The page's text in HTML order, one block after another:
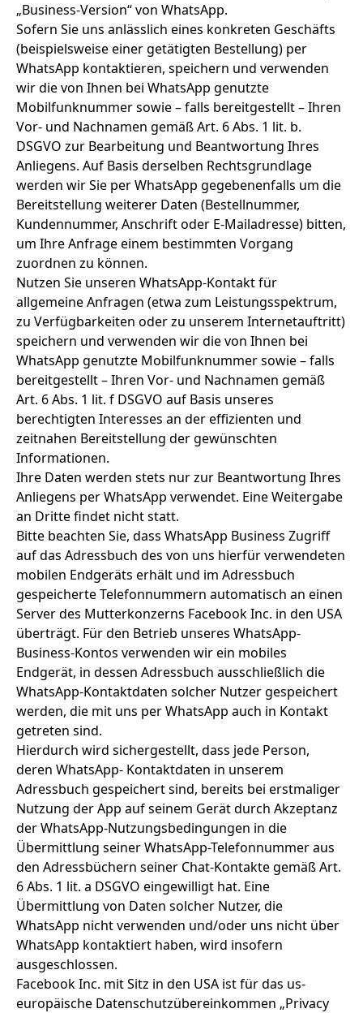
„Business-Version“ von WhatsApp.
Sofern Sie uns anlässlich eines konkreten Geschäfts
(beispielsweise einer getätigten Bestellung) per
WhatsApp kontaktieren, speichern und verwenden
wir die von Ihnen bei WhatsApp genutzte
Mobilfunknummer sowie – falls bereitgestellt – Ihren
Vor- und Nachnamen gemäß Art. 6 Abs. 1 lit. b.
DSGVO zur Bearbeitung und Beantwortung Ihres
Anliegens. Auf Basis derselben Rechtsgrundlage
werden wir Sie per WhatsApp gegebenenfalls um die
Bereitstellung weiterer Daten (Bestellnummer,
Kundennummer, Anschrift oder E-Mailadresse) bitten,
um Ihre Anfrage einem bestimmten Vorgang
zuordnen zu können.
Nutzen Sie unseren WhatsApp-Kontakt für
allgemeine Anfragen (etwa zum Leistungsspektrum,
zu Verfügbarkeiten oder zu unserem Internetauftritt)
speichern und verwenden wir die von Ihnen bei
WhatsApp genutzte Mobilfunknummer sowie – falls
bereitgestellt – Ihren Vor- und Nachnamen gemäß
Art. 6 Abs. 1 lit. f DSGVO auf Basis unseres
berechtigten Interesses an der effizienten und
zeitnahen Bereitstellung der gewünschten
Informationen.
Ihre Daten werden stets nur zur Beantwortung Ihres
Anliegens per WhatsApp verwendet. Eine Weitergabe
an Dritte findet nicht statt.
Bitte beachten Sie, dass WhatsApp Business Zugriff
auf das Adressbuch des von uns hierfür verwendeten
mobilen Endgeräts erhält und im Adressbuch
gespeicherte Telefonnummern automatisch an einen
Server des Mutterkonzerns Facebook Inc. in den USA
überträgt. Für den Betrieb unseres WhatsApp-
Business-Kontos verwenden wir ein mobiles
Endgerät, in dessen Adressbuch ausschließlich die
WhatsApp-Kontaktdaten solcher Nutzer gespeichert
werden, die mit uns per WhatsApp auch in Kontakt
getreten sind.
Hierdurch wird sichergestellt, dass jede Person,
deren WhatsApp- Kontaktdaten in unserem
Adressbuch gespeichert sind, bereits bei erstmaliger
Nutzung der App auf seinem Gerät durch Akzeptanz
der WhatsApp-Nutzungsbedingungen in die
Übermittlung seiner WhatsApp-Telefonnummer aus
den Adressbüchern seiner Chat-Kontakte gemäß Art.
6 Abs. 1 lit. a DSGVO eingewilligt hat. Eine
Übermittlung von Daten solcher Nutzer, die
WhatsApp nicht verwenden und/oder uns nicht über
WhatsApp kontaktiert haben, wird insofern
ausgeschlossen.
Facebook Inc. mit Sitz in den USA ist für das us-
europäische Datenschutzübereinkommen „Privacy